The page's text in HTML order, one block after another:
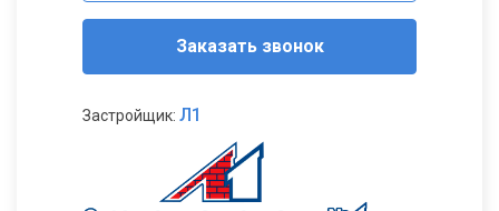
Заказать звонок
Застройщик: Л1